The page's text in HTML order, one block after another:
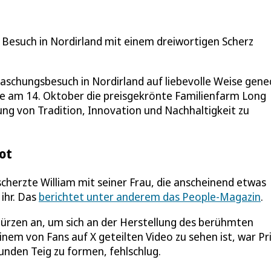
in Nordirland mit einem dreiwortigen Scherz
in Nordirland auf liebevolle Weise
am 14. Oktober die preisgekrönte Familienfarm Long
von Tradition, Innovation und Nachhaltigkeit zu
William mit seiner Frau, die anscheinend etwas
Das berichtet unter anderem das People-Magazin.
an, um sich an der Herstellung des berühmten
von Fans auf X geteilten Video zu sehen ist, war
Teig zu formen, fehlschlug.